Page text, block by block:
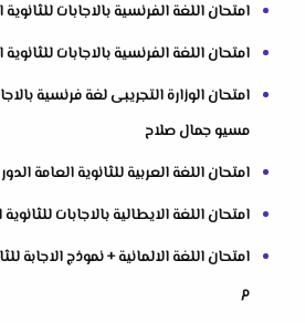
امتحان اللغة الفرنسية بالاجابات للثانوية
امتحان اللغة الفرنسية بالاجابات للثانوية
امتحان الوزارة التجريبى لغة فرنسية
مسيو جمال صلاح
امتحان اللغة العربية للثانوية العامة الدور
امتحان اللغة الايطالية بالاجابات للثانوية
م